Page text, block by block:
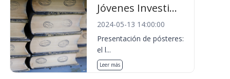
Jóvenes Investi...
2024-05-13 14:00:00
Presentación de pósteres:
el l...
Leer más